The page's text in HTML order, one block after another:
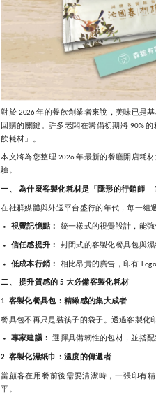
對於 2026年的餐飲創業者來說，美味已是基
回購的關鍵。許多老闆在籌備初期將 90%的
飲耗材」。
本文將為您整理2026年最新的餐廳開店耗
驗。
一、 為什麼客製化耗材是「隱形的行銷師」
在社群媒體與外送平台盛行的年代，每一組
視覺記憶點： 統一樣式的視覺設計，能強
信任感提升： 封閉式的客製化餐具包與
低成本行銷： 相比昂貴的廣告，印有
二、 提升質感的 5 大必備客製化耗材
1. 客製化餐具包：精緻感的集大成者
餐具包不再只是裝筷子的袋子。透過客製化
專家建議： 選擇具備韌性的包材，並搭
2. 客製化濕紙巾：溫度的傳遞者
當顧客在用餐前後需要清潔時，一張印有
平。